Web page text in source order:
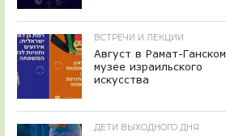
ВСТРЕЧИ И ЛЕКЦИИ
Август в Рамат-Ганском
музее израильского
искусства
ДЕТИ ВЫХОДНОГО ДНЯ